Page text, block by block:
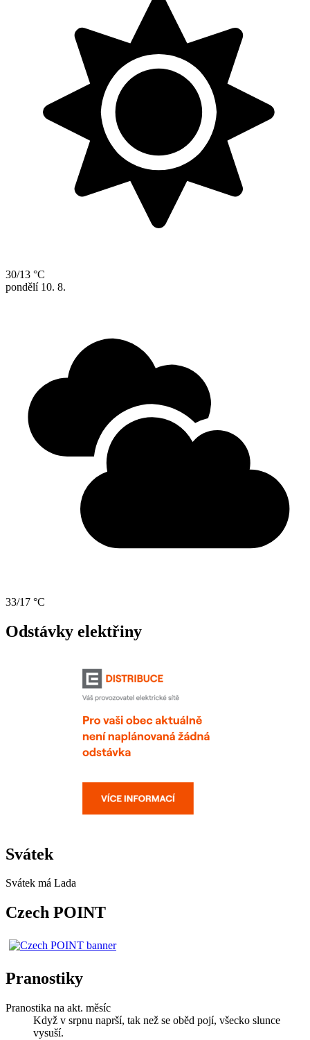
30/13 °C
pondělí 10. 8.
33/17 °C
Odstávky elektřiny
Svátek
Svátek má Lada
Czech POINT
Pranostiky
Pranostika na akt. měsíc
Když v srpnu naprší, tak než se oběd pojí, všecko slunce
vysuší.